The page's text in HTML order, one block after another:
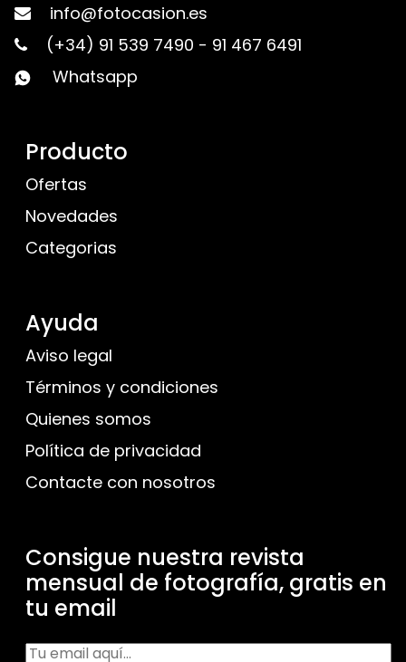
info@fotocasion.es
(+34) 91 539 7490 - 91 467 6491
Whatsapp
Producto
Ofertas
Novedades
Categorias
Ayuda
Aviso legal
Términos y condiciones
Quienes somos
Política de privacidad
Contacte con nosotros
Consigue nuestra revista
mensual de fotografía, gratis en
tu email